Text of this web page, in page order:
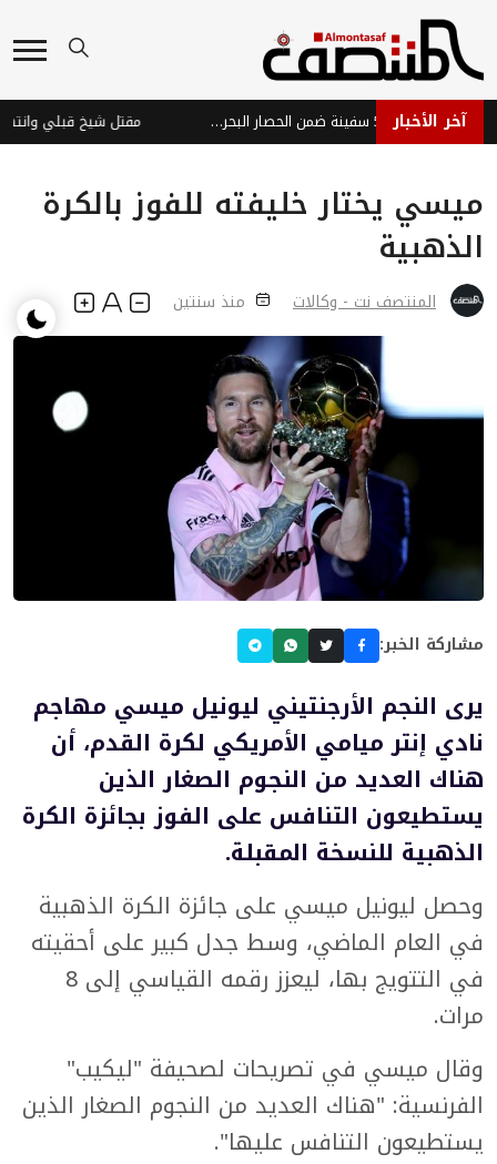
آخر الأخبار سنتكوم: اعتراض وتفتيش 53 سفينة ضمن الحصار البحري المفروض على إيران مقتل شيخ قبلي وانتهاك
ميسي يختار خليفته للفوز بالكرة
الذهبية
المنتصف نت - وكالات منذ سنتين
مشاركة الخبر:
يرى النجم الأرجنتيني ليونيل ميسي مهاجم
نادي إنتر ميامي الأمريكي لكرة القدم، أن
هناك العديد من النجوم الصغار الذين
يستطيعون التنافس على الفوز بجائزة الكرة
الذهبية للنسخة المقبلة.
وحصل ليونيل ميسي على جائزة الكرة الذهبية
في العام الماضي، وسط جدل كبير على أحقيته
في التتويج بها، ليعزز رقمه القياسي إلى 8
مرات.
وقال ميسي في تصريحات لصحيفة "ليكيب"
الفرنسية: "هناك العديد من النجوم الصغار الذين
يستطيعون التنافس عليها".